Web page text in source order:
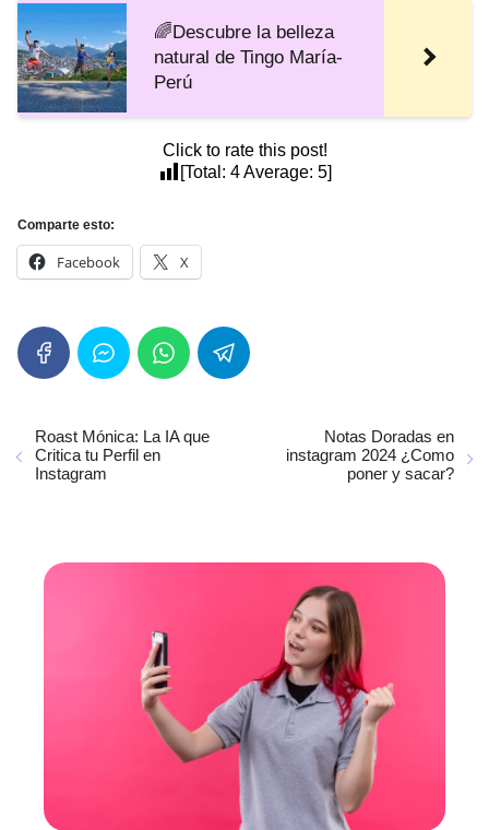
🌈Descubre la belleza
natural de Tingo María-
Perú
Click to rate this post!
[Total: 4Average: 5]
Comparte esto:
Facebook X
Roast Mónica: La IA que
Critica tu Perfil en
Instagram
Notas Doradas en
instagram 2024 ¿Como
poner y sacar?